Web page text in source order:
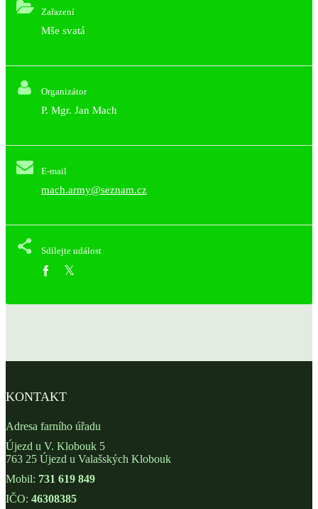
Zařazení
Mše svatá
Organizátor
P. Mgr. Jan Mach
E-mail
mach.army@seznam.cz
Sdílejte událost
KONTAKT
Adresa farního úřadu
Újezd u V. Klobouk 5
763 25 Újezd u Valašských Klobouk
Mobil: 731 619 849
IČO: 46308385